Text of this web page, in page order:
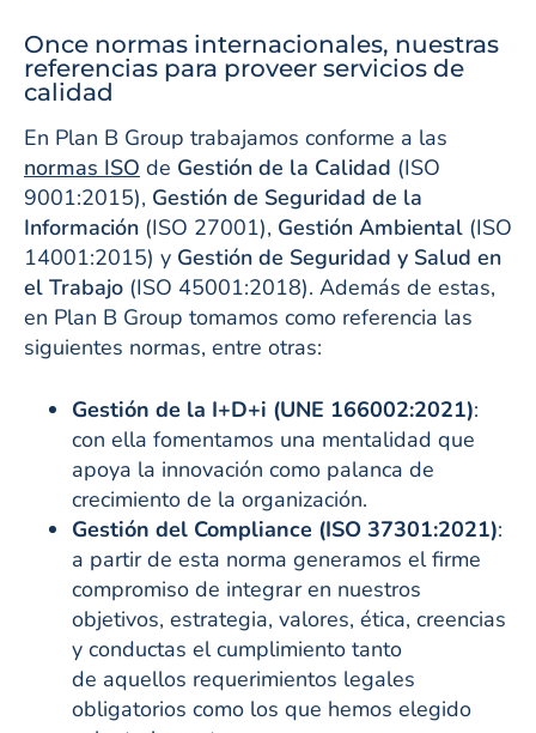
Once normas internacionales, nuestras
referencias para proveer servicios de
calidad
En Plan B Group trabajamos conforme a las
normas ISO de Gestión de la Calidad (ISO
9001:2015), Gestión de Seguridad de la
Información (ISO 27001), Gestión Ambiental (ISO
14001:2015) y Gestión de Seguridad y Salud en
el Trabajo (ISO 45001:2018). Además de estas,
en Plan B Group tomamos como referencia las
siguientes normas, entre otras:
Gestión de la I+D+i (UNE 166002:2021):
con ella fomentamos una mentalidad que
apoya la innovación como palanca de
crecimiento de la organización.
Gestión del Compliance (ISO 37301:2021):
a partir de esta norma generamos el firme
compromiso de integrar en nuestros
objetivos, estrategia, valores, ética, creencias
y conductas el cumplimiento tanto
de aquellos requerimientos legales
obligatorios como los que hemos elegido